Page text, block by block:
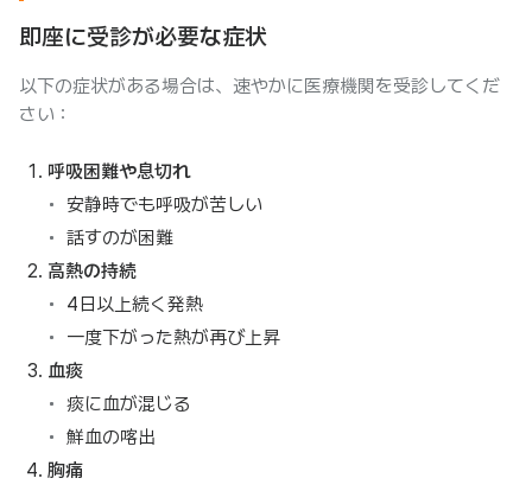
即座に受診が必要な症状
以下の症状がある場合は、速やかに医療機関を受診してくだ
さい：
呼吸困難や息切れ
安静時でも呼吸が苦しい
話すのが困難
高熱の持続
4日以上続く発熱
一度下がった熱が再び上昇
血痰
痰に血が混じる
鮮血の喀出
胸痛